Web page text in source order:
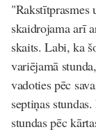
"Rakstītprasmes
skaidrojama arī
skaits. Labi, ka
variējamā
vadoties pēc
septiņas
stundas pēc